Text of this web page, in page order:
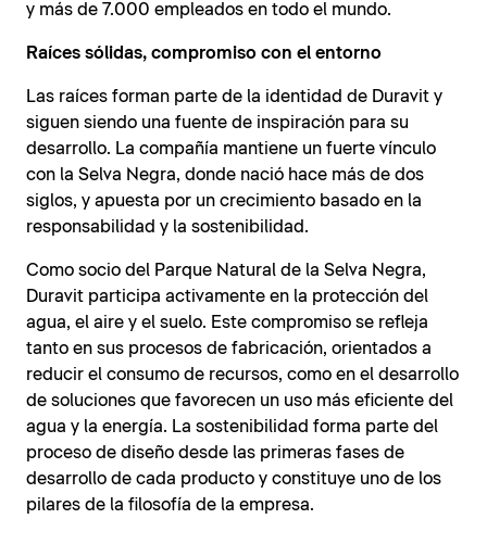
y más de 7.000 empleados en todo el mundo.
Raíces sólidas, compromiso con el entorno
Las raíces forman parte de la identidad de Duravit y
siguen siendo una fuente de inspiración para su
desarrollo. La compañía mantiene un fuerte vínculo
con la Selva Negra, donde nació hace más de dos
siglos, y apuesta por un crecimiento basado en la
responsabilidad y la sostenibilidad.
Como socio del Parque Natural de la Selva Negra,
Duravit participa activamente en la protección del
agua, el aire y el suelo. Este compromiso se refleja
tanto en sus procesos de fabricación, orientados a
reducir el consumo de recursos, como en el desarrollo
de soluciones que favorecen un uso más eficiente del
agua y la energía. La sostenibilidad forma parte del
proceso de diseño desde las primeras fases de
desarrollo de cada producto y constituye uno de los
pilares de la filosofía de la empresa.